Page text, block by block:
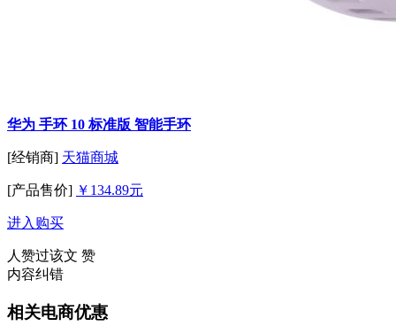
华为 手环 10 标准版 智能手环
[经销商] 天猫商城
[产品售价] ￥134.89元
进入购买
人赞过该文 赞
内容纠错
相关电商优惠